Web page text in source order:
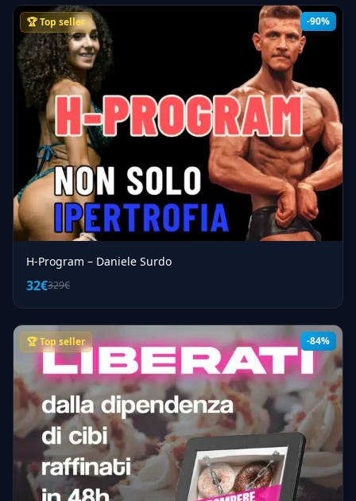
-90%
🏆 Top seller
H-Program – Daniele Surdo
32€329€
-84%
🏆 Top seller